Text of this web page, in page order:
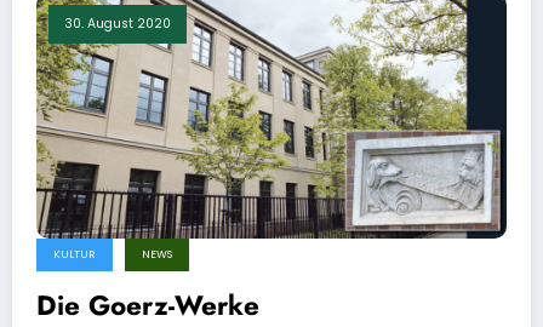
30. August 2020
KULTUR NEWS
Die Goerz-Werke